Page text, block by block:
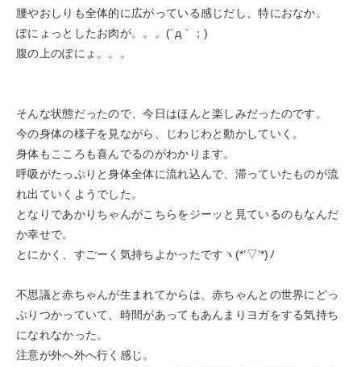
腰やおしりも全体的に広がっている感じだし、特におなか。
ぽにょっとしたお肉が。。。(´д｀；)
腹の上のぽにょ。。。
そんな状態だったので、今日はほんと楽しみだったのです。
今の身体の様子を見ながら、じわじわと動かしていく。
身体もこころも喜んでるのがわかります。
呼吸がたっぷりと身体全体に流れ込んで、滞っていたものが流
れ出ていくようでした。
となりであかりちゃんがこちらをジーッと見ているのもなんだ
か幸せで。
とにかく、すごーく気持ちよかったですヽ(*’▽’*)ﾉ
不思議と赤ちゃんが生まれてからは、赤ちゃんとの世界にどっ
ぷりつかっていて、時間があってもあんまりヨガをする気持ち
になれなかった。
注意が外へ外へ行く感じ。